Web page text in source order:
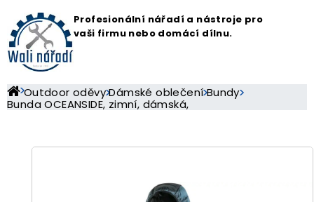
Profesionální nářadí a nástroje pro
vaši firmu nebo domácí dílnu.
Outdoor oděvy Dámské oblečení Bundy
Bunda OCEANSIDE, zimní, dámská,